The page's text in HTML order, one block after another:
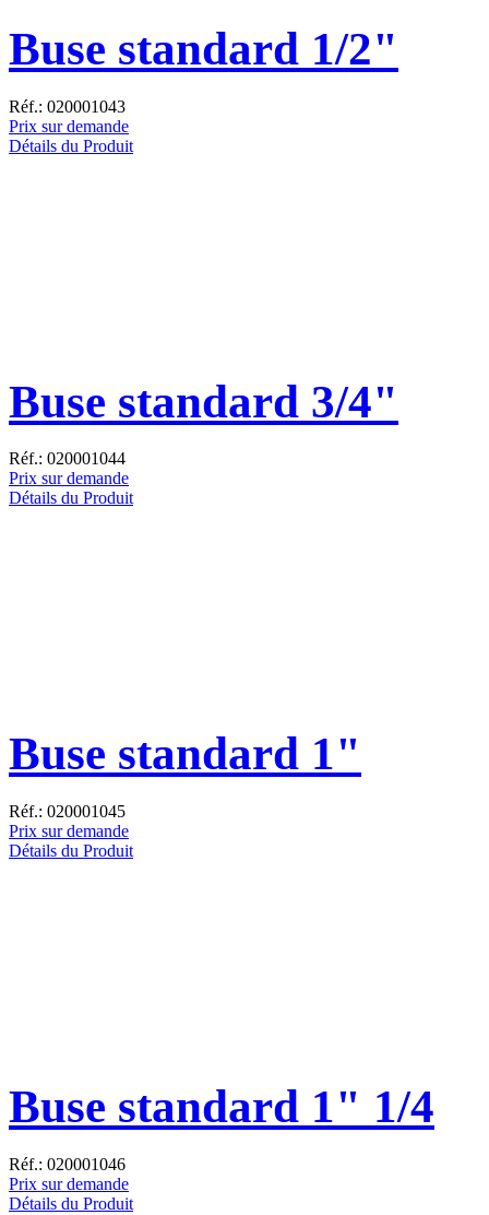
Buse standard 1/2"
Réf.: 020001043
Prix sur demande
Détails du Produit
Buse standard 3/4"
Réf.: 020001044
Prix sur demande
Détails du Produit
Buse standard 1"
Réf.: 020001045
Prix sur demande
Détails du Produit
Buse standard 1" 1/4
Réf.: 020001046
Prix sur demande
Détails du Produit